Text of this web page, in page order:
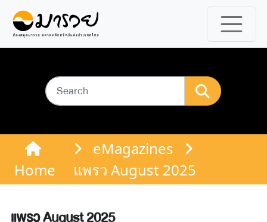
Home
eMagazines
แพรว August 2025